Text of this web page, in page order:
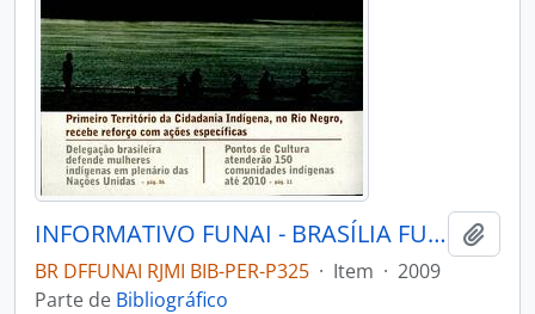
INFORMATIVO FUNAI - BRASÍLIA FUNAI - 2009 - Nº05
BR DFFUNAI RJMI BIB-PER-P325 · Item · 2009
Parte de Bibliográfico